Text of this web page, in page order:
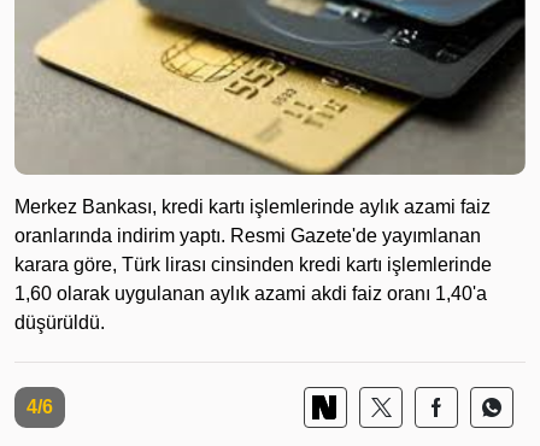
Merkez Bankası, kredi kartı işlemlerinde aylık azami faiz
oranlarında indirim yaptı. Resmi Gazete'de yayımlanan
karara göre, Türk lirası cinsinden kredi kartı işlemlerinde
1,60 olarak uygulanan aylık azami akdi faiz oranı 1,40'a
düşürüldü.
4/6